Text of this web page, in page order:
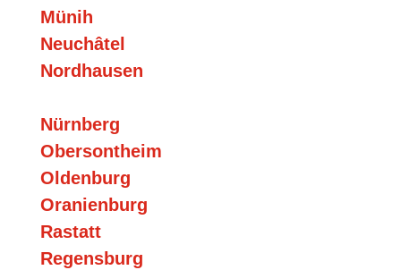
Münih
Neuchâtel
Nordhausen
Nürnberg
Obersontheim
Oldenburg
Oranienburg
Rastatt
Regensburg